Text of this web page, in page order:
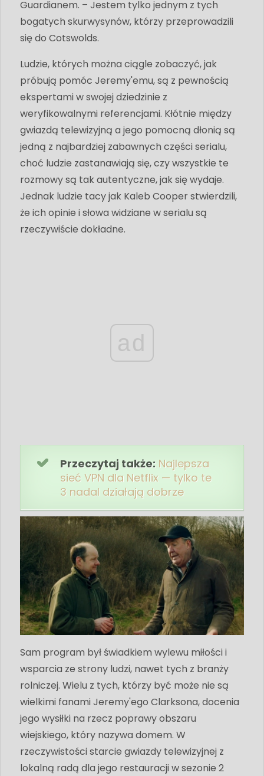
Guardianem. – Jestem tylko jednym z tych
bogatych skurwysynów, którzy przeprowadzili
się do Cotswolds.
Ludzie, których można ciągle zobaczyć, jak
próbują pomóc Jeremy'emu, są z pewnością
ekspertami w swojej dziedzinie z
weryfikowalnymi referencjami. Kłótnie między
gwiazdą telewizyjną a jego pomocną dłonią są
jedną z najbardziej zabawnych części serialu,
choć ludzie zastanawiają się, czy wszystkie te
rozmowy są tak autentyczne, jak się wydaje.
Jednak ludzie tacy jak Kaleb Cooper stwierdzili,
że ich opinie i słowa widziane w serialu są
rzeczywiście dokładne.
ad
Przeczytaj także: Najlepsza
sieć VPN dla Netflix — tylko te
3 nadal działają dobrze
Sam program był świadkiem wylewu miłości i
wsparcia ze strony ludzi, nawet tych z branży
rolniczej. Wielu z tych, którzy być może nie są
wielkimi fanami Jeremy'ego Clarksona, docenia
jego wysiłki na rzecz poprawy obszaru
wiejskiego, który nazywa domem. W
rzeczywistości starcie gwiazdy telewizyjnej z
lokalną radą dla jego restauracji w sezonie 2